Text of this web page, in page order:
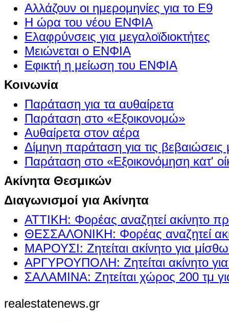
Αλλάζουν οι ημερομηνίες για το Ε9
Η ώρα του νέου ΕΝΦΙΑ
Ελαφρύνσεις για μεγαλοϊδιοκτήτες
Μειώνεται ο ΕΝΦΙΑ
Εφικτή η μείωση του ΕΝΦΙΑ
Κοινωνία
Παράταση για τα αυθαίρετα
Παράταση στο «Εξοικονομώ»
Αυθαίρετα στον αέρα
Δίμηνη παράταση για τις βεβαιώσεις
Παράταση στο «Εξοικονόμηση κατ'
Ακίνητα Θεσμικών
Διαγωνισμοί για Ακίνητα
ΑΤΤΙΚΗ: Φορέας αναζητεί ακίνητο
ΘΕΣΣΑΛΟΝΙΚΗ: Φορέας αναζητεί
ΜΑΡΟΥΣΙ: Ζητείται ακίνητο για
ΑΡΓΥΡΟΥΠΟΛΗ: Ζητείται ακίνητο
ΣΑΛΑΜΙΝΑ: Ζητείται χώρος 200 τμ
realestatenews.gr